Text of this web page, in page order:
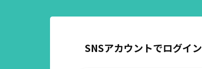
SNSアカウントでログイン